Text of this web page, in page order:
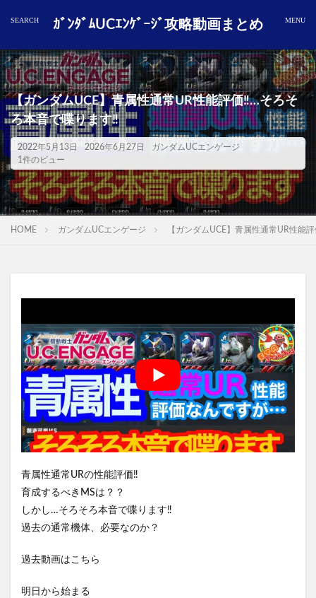
ｶﾞﾝﾀﾞﾑUCｴﾝｹﾞｰｼﾞ攻略動画まとめ
【ガンダムUCE】青属性通常UR性能評価‼️…そろそ
ろ本音で喋ります‼️
2022年5月13日 2026年6月27日
ガンダムUCエンゲージ
1件のビュー
HOME ガンダムUCエンゲージ 【ガンダムUCE】青属性通常UR性能
青属性通常URの性能評価‼️
育成するべきMSは？？
しかし…そろそろ本音で喋ります‼️
過去の通常機体、必要なのか？
過去動画はこちら
明日から始まる